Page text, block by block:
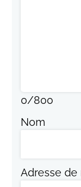
0/800
Nom
Adresse de